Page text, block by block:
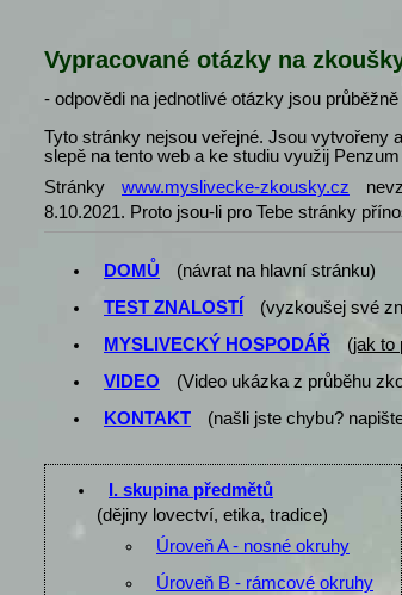
Vypracované otázky na
- odpovědi na jednotlivé otázky jsou průběžně
Tyto stránky nejsou veřejné. Jsou vytvořeny
slepě na tento web a ke studiu využij
Stránky
www.myslivecke-zkousky.cz
8.10.2021. Proto jsou-li pro Tebe stránky
DOMŮ
(návrat na hlavní stránku)
TEST ZNALOSTÍ
(vyzkoušej své
MYSLIVECKÝ HOSPODÁŘ
(jak to
VIDEO
(Video ukázka z průběhu
KONTAKT
(našli jste chybu?
I. skupina předmětů
(dějiny lovectví, etika, tradice)
Úroveň A - nosné okruhy
Úroveň B - rámcové okruhy